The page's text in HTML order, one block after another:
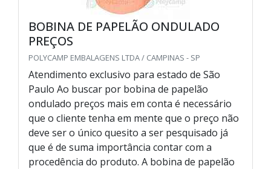
BOBINA DE PAPELÃO ONDULADO
PREÇOS
POLYCAMP EMBALAGENS LTDA / CAMPINAS - SP
Atendimento exclusivo para estado de São
Paulo Ao buscar por bobina de papelão
ondulado preços mais em conta é necessário
que o cliente tenha em mente que o preço não
deve ser o único quesito a ser pesquisado já
que é de suma importância contar com a
procedência do produto. A bobina de papelão